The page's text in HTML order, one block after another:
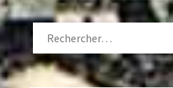
RECHERCHER :